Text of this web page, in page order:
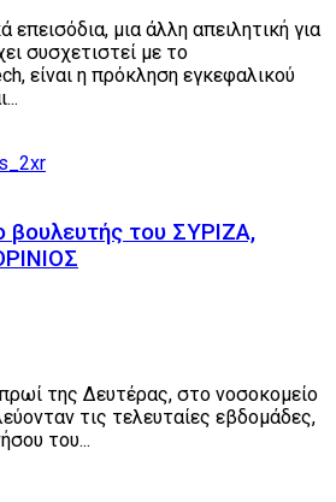
μια άλλη απειλητική για
συσχετιστεί με το
είναι η πρόκληση εγκεφαλικού
βουλευτής του ΣΥΡΙΖΑ,
της Δευτέρας, στο νοσοκομείο
τις τελευταίες εβδομάδες,
του...